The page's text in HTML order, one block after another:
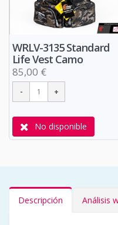
WRLV-3135 Standard
Life Vest Camo
85,00 €
No disponible
Descripción Análisis